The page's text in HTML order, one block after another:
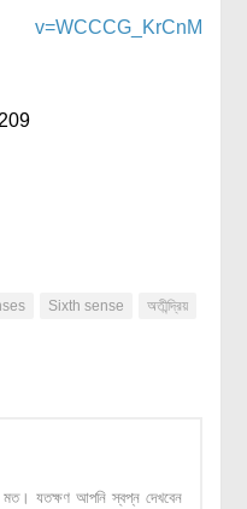
v=WCCCG_KrCnM
Sixth sense অতীন্দ্রিয়
মত। যতক্ষণ আপনি স্বপ্ন দেখবেন